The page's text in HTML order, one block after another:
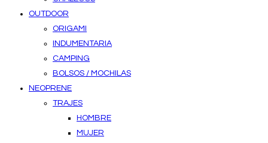
OUTDOOR
ORIGAMI
INDUMENTARIA
CAMPING
BOLSOS / MOCHILAS
NEOPRENE
TRAJES
HOMBRE
MUJER